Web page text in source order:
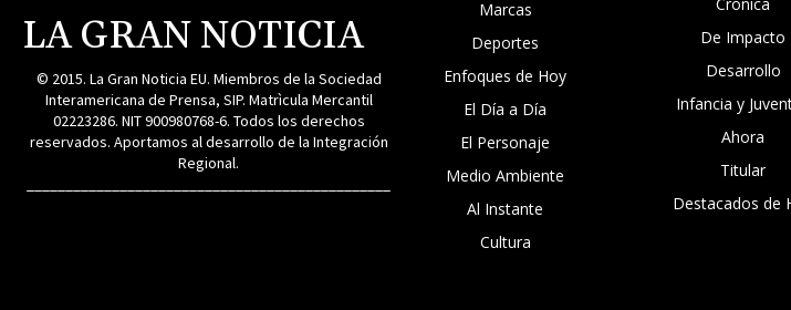
LA GRAN NOTICIA
© 2015. La Gran Noticia EU. Miembros de la Sociedad
Interamericana de Prensa, SIP. Matrìcula Mercantil
02223286. NIT 900980768-6. Todos los derechos
reservados. Aportamos al desarrollo de la Integración
Regional.
Marcas
Deportes
Enfoques de Hoy
El Día a Día
El Personaje
Medio Ambiente
Al Instante
Cultura
De Impacto
Desarrollo
Infancia y
Ahora
Titular
Destacados de